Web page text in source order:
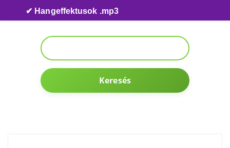
Skip to content
✔ Hangeffektusok .mp3
Keresés